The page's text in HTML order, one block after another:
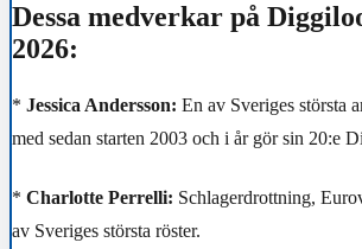
Dessa medverkar på
2026:
* Jessica Andersson: En av Sveriges största
med sedan starten 2003 och i år gör sin 20:e
* Charlotte Perrelli: Schlagerdrottning,
av Sveriges största röster.